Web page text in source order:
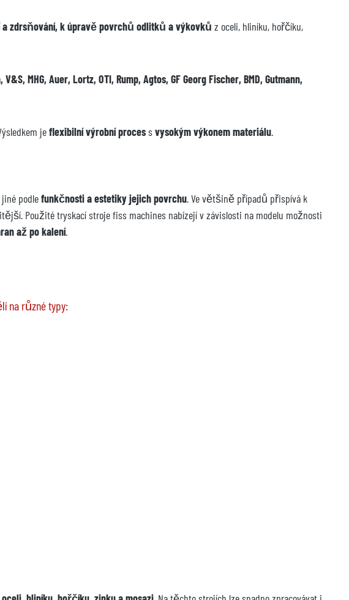
zdrsňování, k úpravě povrchů odlitků a výkovků z oceli, hliníku, hořčíku,
MHG, Auer, Lortz, OTI, Rump, Agtos, GF Georg Fischer, BMD, Gutmann,
jeflexibilní výrobní processvysokým výkonem materiálu.
podlefunkčnosti a estetiky jejich povrchu. Ve většině případů přispívá k
Použité tryskací stroje fiss machines nabízejí v závislosti na modelu možnosti
až po kalení.
na různé typy: